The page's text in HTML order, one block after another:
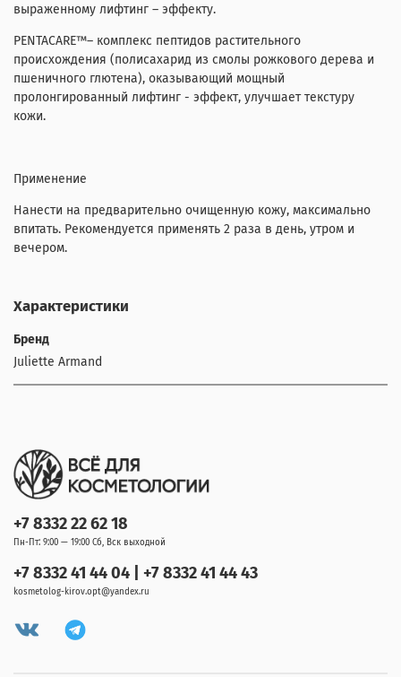
выраженному лифтинг – эффекту.
PENTACARE™– комплекс пептидов растительного
происхождения (полисахарид из смолы рожкового дерева и
пшеничного глютена), оказывающий мощный
пролонгированный лифтинг - эффект, улучшает текстуру
кожи.
Применение
Нанести на предварительно очищенную кожу, максимально
впитать. Рекомендуется применять 2 раза в день, утром и
вечером.
Характеристики
Бренд
Juliette Armand
+7 8332 22 62 18
Пн-Пт: 9:00 — 19:00 Сб, Вск выходной
+7 8332 41 44 04 | +7 8332 41 44 43
kosmetolog-kirov.opt@yandex.ru